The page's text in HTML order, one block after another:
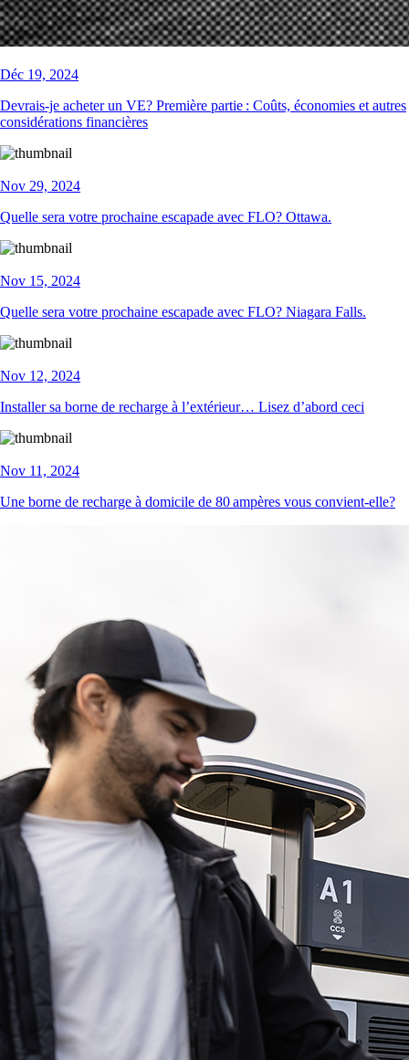
Déc 19, 2024
Devrais-je acheter un VE? Première partie : Coûts, économies et autres
considérations financières
Nov 29, 2024
Quelle sera votre prochaine escapade avec FLO? Ottawa.
Nov 15, 2024
Quelle sera votre prochaine escapade avec FLO? Niagara Falls.
Nov 12, 2024
Installer sa borne de recharge à l’extérieur… Lisez d’abord ceci
Nov 11, 2024
Une borne de recharge à domicile de 80 ampères vous convient-elle?